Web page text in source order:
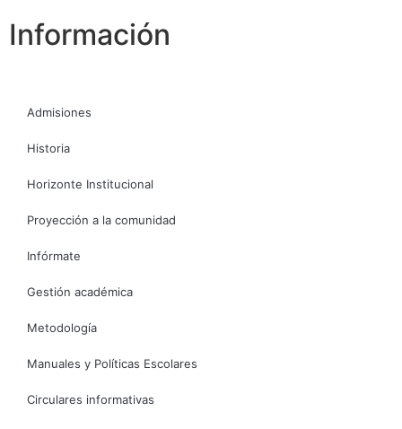
Información
Admisiones
Historia
Horizonte Institucional
Proyección a la comunidad
Infórmate
Gestión académica
Metodología
Manuales y Políticas Escolares
Circulares informativas